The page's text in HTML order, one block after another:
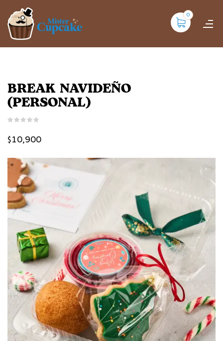
0
BREAK NAVIDEÑO
(PERSONAL)
$10,900